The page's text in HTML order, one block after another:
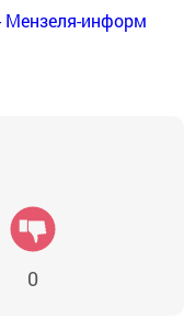
Мензеля-информ
0